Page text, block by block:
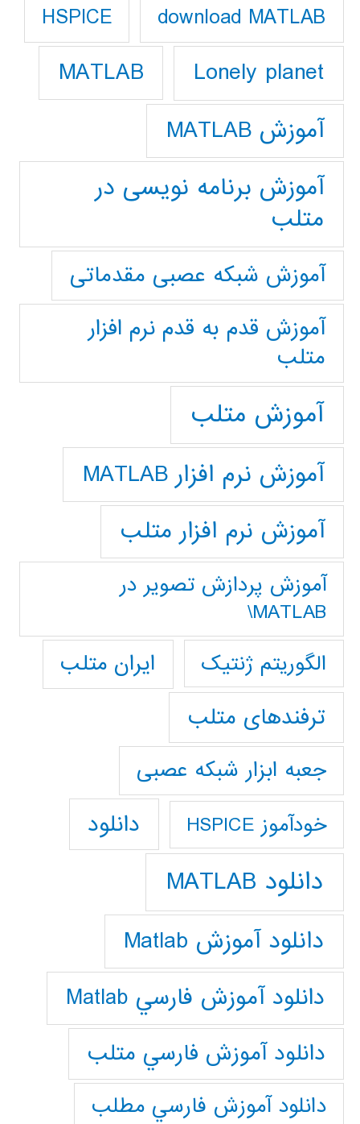
download MATLAB
HSPICE
Lonely planet
MATLAB
آموزش MATLAB
آموزش برنامه نویسی در
متلب
آموزش شبکه عصبی مقدماتی
آموزش قدم به قدم نرم افزار
متلب
آموزش متلب
آموزش نرم افزار MATLAB
آموزش نرم افزار متلب
آموزش پردازش تصوير در
MATLAB\
الگوریتم ژنتیک
ایران متلب
ترفندهای متلب
جعبه ابزار شبکه عصبی
خودآموز HSPICE دانلود
دانلود MATLAB
دانلود آموزش Matlab
دانلود آموزش فارسي Matlab
دانلود آموزش فارسي متلب
دانلود آموزش فارسي مطلب